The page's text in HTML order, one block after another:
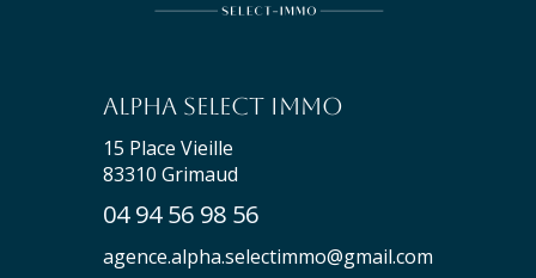
Alpha Select Immo
15 Place Vieille
83310 Grimaud
04 94 56 98 56
agence.alpha.selectimmo@gmail.com